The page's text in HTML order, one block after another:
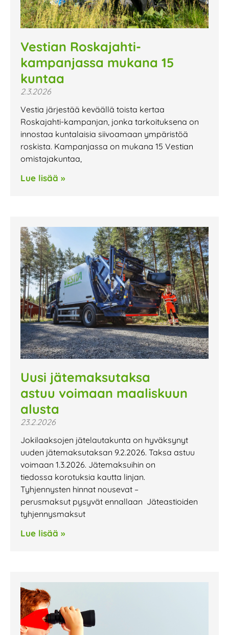
Vestian Roskajahti-
kampanjassa mukana 15
kuntaa
2.3.2026
Vestia järjestää keväällä toista kertaa
Roskajahti-kampanjan, jonka tarkoituksena on
innostaa kuntalaisia siivoamaan ympäristöä
roskista. Kampanjassa on mukana 15 Vestian
omistajakuntaa,
Lue lisää »
Uusi jätemaksutaksa
astuu voimaan maaliskuun
alusta
23.2.2026
Jokilaaksojen jätelautakunta on hyväksynyt
uuden jätemaksutaksan 9.2.2026. Taksa astuu
voimaan 1.3.2026. Jätemaksuihin on
tiedossa korotuksia kautta linjan.
Tyhjennysten hinnat nousevat –
perusmaksut pysyvät ennallaan Jäteastioiden
tyhjennysmaksut
Lue lisää »